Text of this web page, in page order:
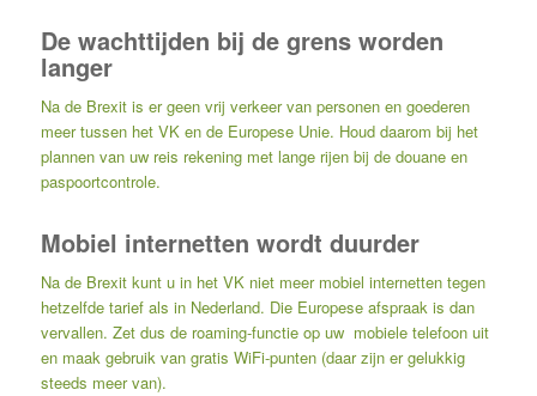
De wachttijden bij de grens worden
langer
Na de Brexit is er geen vrij verkeer van personen en goederen
meer tussen het VK en de Europese Unie. Houd daarom bij het
plannen van uw reis rekening met lange rijen bij de douane en
paspoortcontrole.
Mobiel internetten wordt duurder
Na de Brexit kunt u in het VK niet meer mobiel internetten tegen
hetzelfde tarief als in Nederland. Die Europese afspraak is dan
vervallen. Zet dus de roaming-functie op uw mobiele telefoon uit
en maak gebruik van gratis WiFi-punten (daar zijn er gelukkig
steeds meer van).